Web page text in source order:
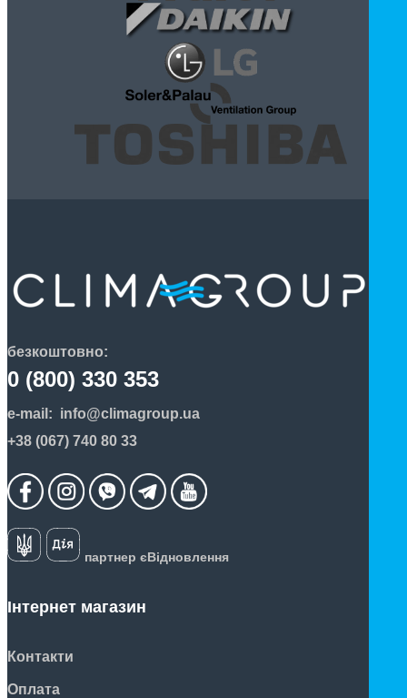
безкоштовно:
0 (800) 330 353
e-mail: info@climagroup.ua
+38 (067) 740 80 33
партнер єВідновлення
Інтернет магазин
Контакти
Оплата